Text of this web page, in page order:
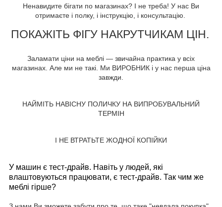
Ненавидите бігати по магазинах? І не треба! У нас Ви
отримаєте і полку, і інструкцію, і консультацію.
ПОКАЖІТЬ ФІГУ НАКРУТЧИКАМ ЦІН.
Заламати ціни на меблі — звичайна практика у всіх
магазинах. Але ми не такі. Ми ВИРОБНИК і у нас перша ціна
завжди.
НАЙМІТЬ НАВІСНУ ПОЛИЧКУ НА ВИПРОБУВАЛЬНИЙ
ТЕРМІН
І НЕ ВТРАТЬТЕ ЖОДНОЇ КОПІЙКИ
У машин є тест-драйв. Навіть у людей, які
влаштовуються працювати, є тест-драйв. Так чим же
меблі гірше?